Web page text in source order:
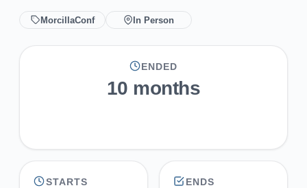
MorcillaConf In Person
ENDED
10 months
STARTS ENDS